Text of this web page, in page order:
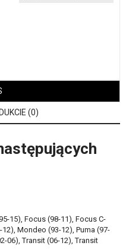
(0)
15), Focus (98-11), Focus C-
Mondeo (93-12), Puma (97-
06), Transit (06-12), Transit